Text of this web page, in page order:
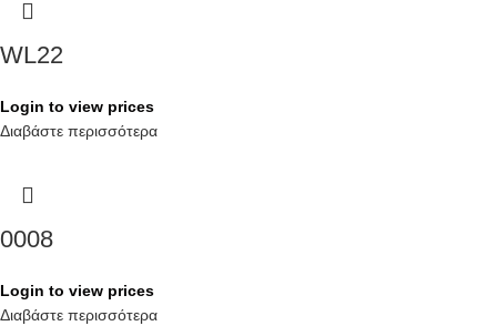
WL22
Login to view prices
Διαβάστε περισσότερα
0008
Login to view prices
Διαβάστε περισσότερα